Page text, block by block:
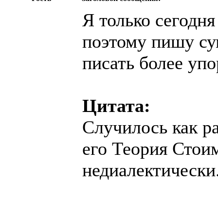
Я только
поэтому пишу
писать более
Цитата:
Случилось как
его Теория